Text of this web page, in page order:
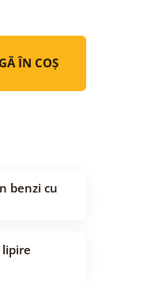
ÎN COȘ
benzi cu